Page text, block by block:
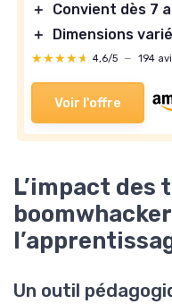
＋
Convient dès 7
＋
Dimensions
★★★★★
★★★★★ 4,6/5 — 194
Voir l'offre
L’impact des
Un outil